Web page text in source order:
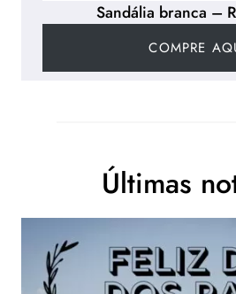
Sandália branca –
COMPRE
Últimas